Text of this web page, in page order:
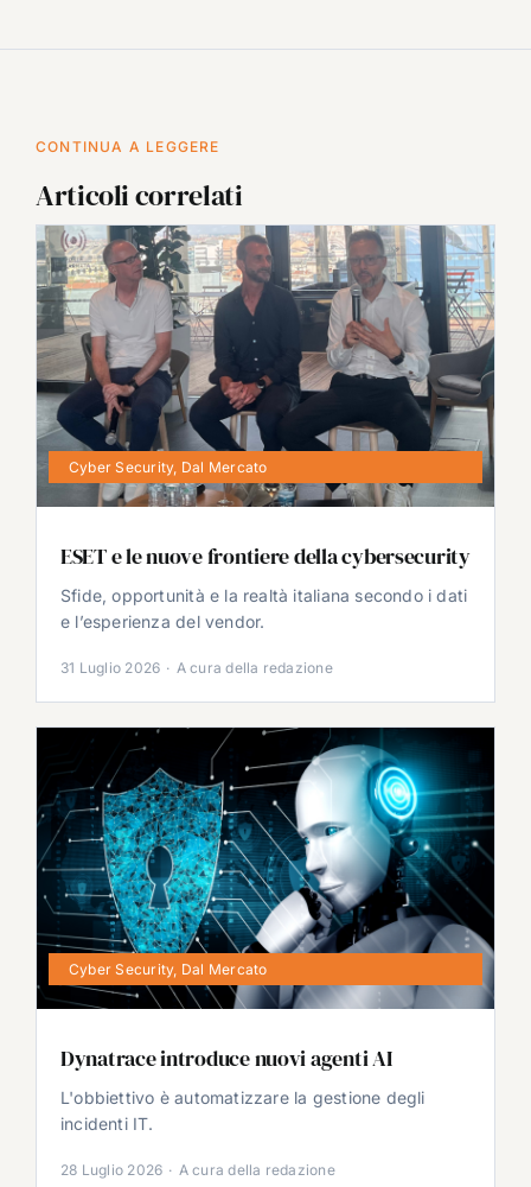
CONTINUA A LEGGERE
Articoli correlati
Cyber Security, Dal Mercato
ESET e le nuove frontiere della cybersecurity
Sfide, opportunità e la realtà italiana secondo i dati
e l’esperienza del vendor.
31 Luglio 2026 · A cura della redazione
Cyber Security, Dal Mercato
Dynatrace introduce nuovi agenti AI
L'obbiettivo è automatizzare la gestione degli
incidenti IT.
28 Luglio 2026 · A cura della redazione